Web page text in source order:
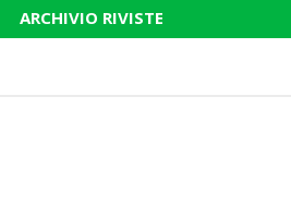
ARCHIVIO RIVISTE